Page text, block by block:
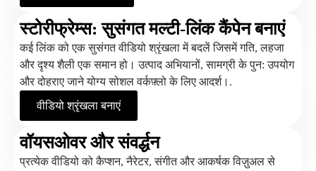
स्टोरीफ्रेम्स: सुसंगत मल्टी-लिंक कैंपेन बनाएं
कई लिंक को एक सुसंगत वीडियो श्रृंखला में बदलें जिसमें गति, लहजा
और दृश्य शैली एक समान हो। उत्पाद अभियानों, सामग्री के पुन: उपयोग
और दोहराए जाने योग्य सोशल वर्कफ़्लो के लिए आदर्श।.
वीडियो श्रृंखला बनाएं
वॉयसओवर और संवर्द्धन
प्रत्येक वीडियो को कैप्शन, नैरेटर, संगीत और आकर्षक विज़ुअल से